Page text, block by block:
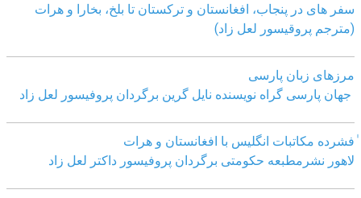
سفر های در پنجاب، افغانستان و ترکستان تا بلخ، بخارا و هرات
(مترجم پروقیسور لعل زاد)
مرزهای زبان پارسی
جهان پارسی گراه نویسنده نایل گرین برگردان پروفیسور لعل زاد
ٰفشرده مکاتبات انگلیس با افغانستان و هرات
لاهور نشرمطبعه حکومتی برگردان پروفیسور داکتر لعل زاد